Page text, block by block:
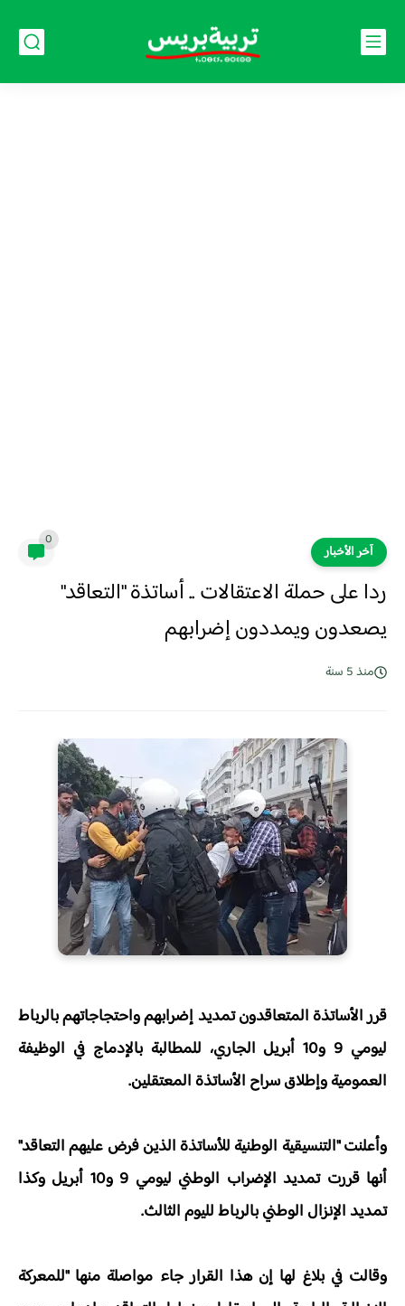
آخر الأخبار
0
ردا على حملة الاعتقالات .. أساتذة "التعاقد"
يصعدون ويمددون إضرابهم
منذ 5 سنة
قرر الأساتذة المتعاقدون تمديد إضرابهم واحتجاجاتهم بالرباط
ليومي 9 و10 أبريل الجاري، للمطالبة بالإدماج في الوظيفة
العمومية وإطلاق سراح الأساتذة المعتقلين.
وأعلنت "التنسيقية الوطنية للأساتذة الذين فرض عليهم التعاقد"
أنها قررت تمديد الإضراب الوطني ليومي 9 و10 أبريل وكذا
تمديد الإنزال الوطني بالرباط لليوم الثالث.
وقالت في بلاغ لها إن هذا القرار جاء مواصلة منها "للمعركة